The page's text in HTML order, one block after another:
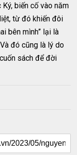
biến cố vào năm
từ đó khiến đôi
bên mình” lại là
đó cũng là lý do
sách để đời